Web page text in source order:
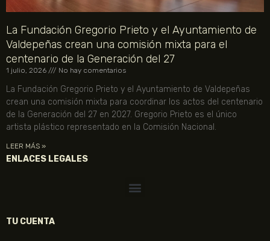
La Fundación Gregorio Prieto y el Ayuntamiento de
Valdepeñas crean una comisión mixta para el
centenario de la Generación del 27
1 julio, 2026 No hay comentarios
La Fundación Gregorio Prieto y el Ayuntamiento de Valdepeñas
crean una comisión mixta para coordinar los actos del centenario
de la Generación del 27 en 2027. Gregorio Prieto es el único
artista plástico representado en la Comisión Nacional.
LEER MÁS »
ENLACES LEGALES
TU CUENTA